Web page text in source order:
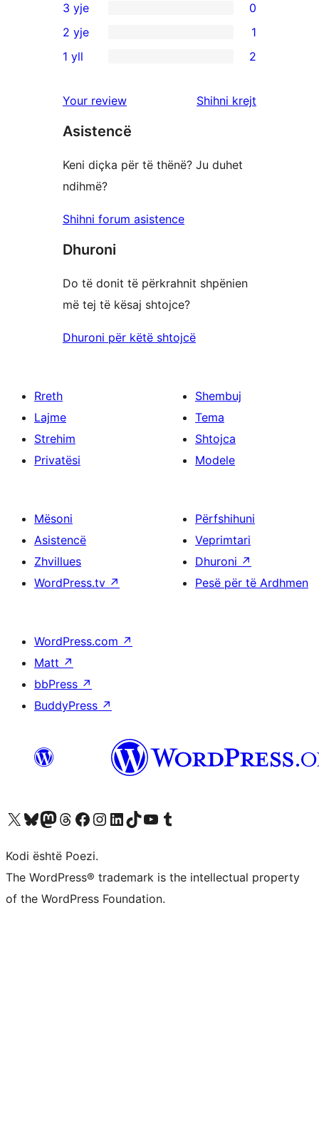
me
5
yje
shqyrtime
me
4
0
shqyrtime
me
yje
3 yje 0
shqyrtim
2
yje
2 yje 1
me
1
1 yll 2
Your review Shihni krejt
Asistencë
Keni diçka për të thënë? Ju duhet
ndihmë?
Shihni forum asistence
Dhuroni
Do të donit të përkrahnit shpënien
më tej të kësaj shtojce?
Dhuroni për këtë shtojcë
Rreth
Lajme
Strehim
Privatësi
Shembuj
Tema
Shtojca
Modele
Mësoni
Asistencë
Zhvillues
WordPress.tv ↗
Përfshihuni
Veprimtari
Dhuroni ↗
Pesë për të Ardhmen
WordPress.com ↗
Matt ↗
bbPress ↗
BuddyPress ↗
Vizitoni llogarinë tonë X (ish Twitter)
Vizitoni llogarinë tonë Bluesky
Vizitoni llogarinë tonë Mastodon
Vizitoni llogarinë tonë Threads
Vizitoni faqen tonë në Facebook
Vizitoni llogarinë tonë Instagram
Vizitoni llogarinë tonë LinkedIn
Vizitoni llogarinë tonë TikTok
Vizitoni kanalin tonë YouTube
Vizitoni llogarinë tonë Tumblr
Kodi është Poezi.
The WordPress® trademark is the intellectual property
of the WordPress Foundation.